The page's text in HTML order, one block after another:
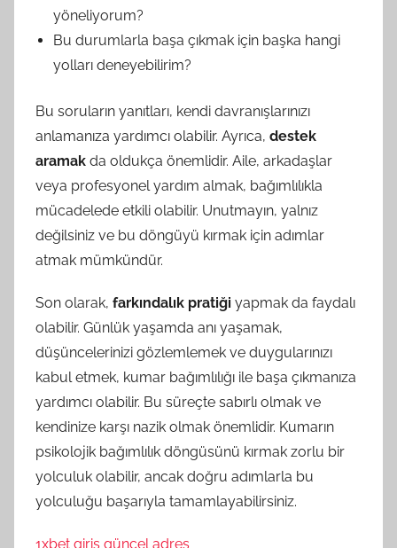
yöneliyorum?
Bu durumlarla başa çıkmak için başka hangi
yolları deneyebilirim?
Bu soruların yanıtları, kendi davranışlarınızı
anlamanıza yardımcı olabilir. Ayrıca, destek
aramak da oldukça önemlidir. Aile, arkadaşlar
veya profesyonel yardım almak, bağımlılıkla
mücadelede etkili olabilir. Unutmayın, yalnız
değilsiniz ve bu döngüyü kırmak için adımlar
atmak mümkündür.
Son olarak, farkındalık pratiği yapmak da faydalı
olabilir. Günlük yaşamda anı yaşamak,
düşüncelerinizi gözlemlemek ve duygularınızı
kabul etmek, kumar bağımlılığı ile başa çıkmanıza
yardımcı olabilir. Bu süreçte sabırlı olmak ve
kendinize karşı nazik olmak önemlidir. Kumarın
psikolojik bağımlılık döngüsünü kırmak zorlu bir
yolculuk olabilir, ancak doğru adımlarla bu
yolculuğu başarıyla tamamlayabilirsiniz.
1xbet giriş güncel adres